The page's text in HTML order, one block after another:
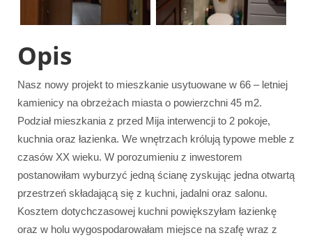
Opis
Nasz nowy projekt to mieszkanie usytuowane w 66 – letniej
kamienicy na obrzeżach miasta o powierzchni 45 m2.
Podział mieszkania z przed Mija interwencji to 2 pokoje,
kuchnia oraz łazienka. We wnętrzach królują typowe meble z
czasów XX wieku. W porozumieniu z inwestorem
postanowiłam wyburzyć jedną ścianę zyskując jedna otwartą
przestrzeń składającą się z kuchni, jadalni oraz salonu.
Kosztem dotychczasowej kuchni powiększyłam łazienkę
oraz w holu wygospodarowałam miejsce na szafę wraz z